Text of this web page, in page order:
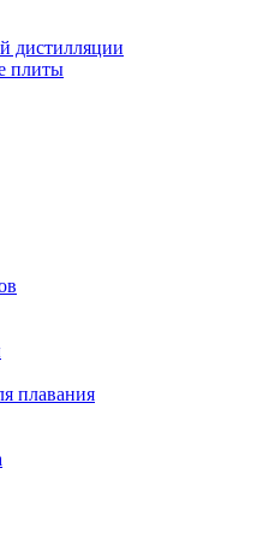
дистилляции
плиты
плавания